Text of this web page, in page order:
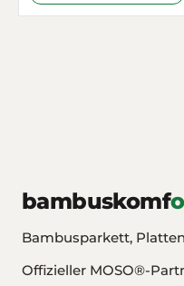
bambuskomfo
Bambusparkett,
Offizieller MOSO®-